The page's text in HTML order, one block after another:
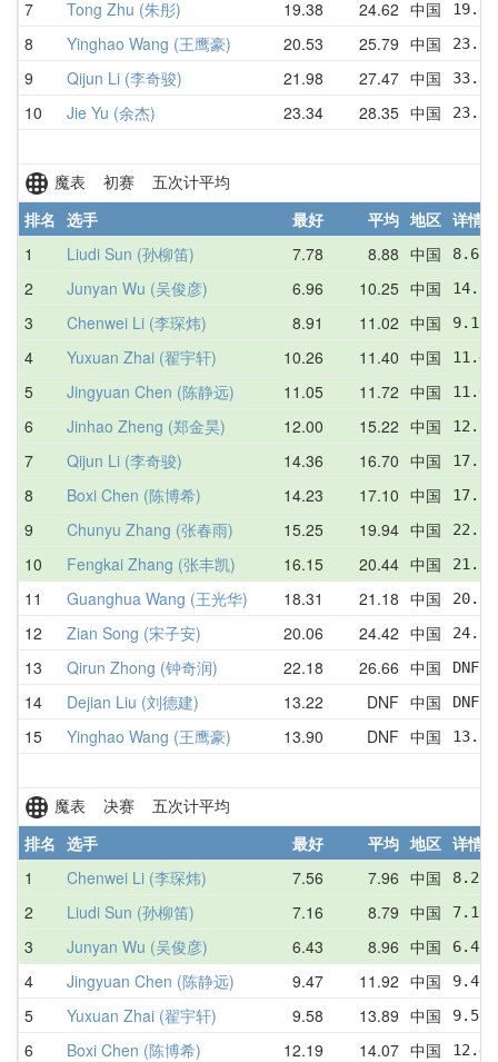
7 Tong Zhu (朱彤) 19.38 24.62 中国
8 Yinghao Wang (王鹰豪) 20.53 25.79 中国
9 Qijun Li (李奇骏) 21.98 27.47 中国
10 Jie Yu (余杰) 23.34 28.35 中国
魔表 初赛 五次计平均
排名 选手 最好 平均 地区 详情
1
Liudi Sun (孙柳笛) 7.78 8.88 中国
2 Junyan Wu (吴俊彦) 6.96 10.25 中国
3 Chenwei Li (李琛炜) 8.91 11.02 中国
4 Yuxuan Zhai (翟宇轩) 10.26 11.40 中国
5 Jingyuan Chen (陈静远) 11.05 11.72 中国
6 Jinhao Zheng (郑金昊) 12.00 15.22 中国
7 Qijun Li (李奇骏) 14.36 16.70 中国
8 Boxi Chen (陈博希) 14.23 17.10 中国
9 Chunyu Zhang (张春雨) 15.25 19.94 中国
10 Fengkai Zhang (张丰凯) 16.15 20.44 中国
11 Guanghua Wang (王光华) 18.31 21.18 中国
12 Zian Song (宋子安) 20.06 24.42 中国
13 Qirun Zhong (钟奇润) 22.18 26.66 中国
14 Dejian Liu (刘德建) 13.22 DNF 中国
15 Yinghao Wang (王鹰豪) 13.90 DNF 中国
魔表 决赛 五次计平均
排名 选手 最好 平均 地区 详情
1
Chenwei Li (李琛炜) 7.56 7.96 中国
2 Liudi Sun (孙柳笛) 7.16 8.79 中国
3 Junyan Wu (吴俊彦) 6.43 8.96 中国
4 Jingyuan Chen (陈静远) 9.47 11.92 中国
5 Yuxuan Zhai (翟宇轩) 9.58 13.89 中国
6 Boxi Chen (陈博希) 12.19 14.07 中国